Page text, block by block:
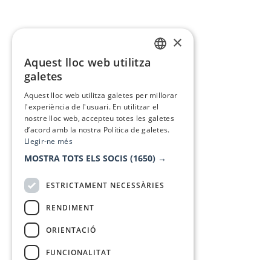
×
Aquest lloc web utilitza
galetes
Aquest lloc web utilitza galetes per millorar
l'experiència de l'usuari. En utilitzar el
nostre lloc web, accepteu totes les galetes
d’acord amb la nostra Política de galetes.
Llegir-ne més
MOSTRA TOTS ELS SOCIS (1650) →
ESTRICTAMENT NECESSÀRIES
RENDIMENT
ORIENTACIÓ
FUNCIONALITAT